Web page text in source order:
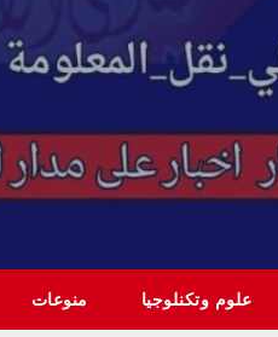
علوم وتكنلوجيا منوعات